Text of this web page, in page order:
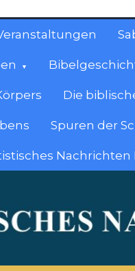
Die
Spuren der
Nachrichten